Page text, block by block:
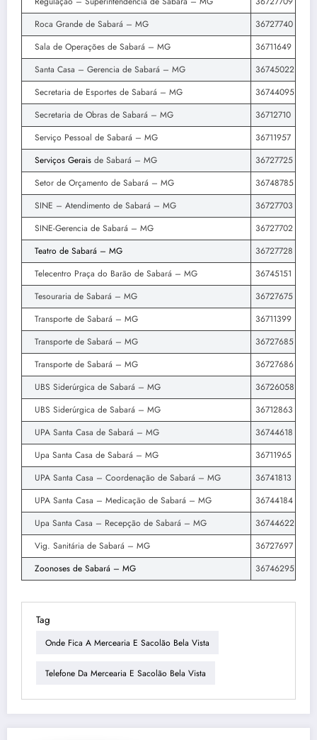
Roca Grande de Sabará – MG
36727740
Sala de Operações de Sabará – MG
36711649
Santa Casa – Gerencia de Sabará – MG
36745022
Secretaria de Esportes de Sabará – MG
36744095
Secretaria de Obras de Sabará – MG
36712710
Serviço Pessoal de Sabará – MG
36711957
Serviços Gerais de Sabará – MG
36727725
Setor de Orçamento de Sabará – MG
36748785
SINE – Atendimento de Sabará – MG
36727703
SINE-Gerencia de Sabará – MG
36727702
Teatro de Sabará – MG
36727728
Telecentro Praça do Barão de Sabará – MG
36745151
Tesouraria de Sabará – MG
36727675
Transporte de Sabará – MG
36711399
Transporte de Sabará – MG
36727685
Transporte de Sabará – MG
36727686
UBS Siderúrgica de Sabará – MG
36726058
UBS Siderúrgica de Sabará – MG
36712863
UPA Santa Casa de Sabará – MG
36744618
Upa Santa Casa de Sabará – MG
36711965
UPA Santa Casa – Coordenação de Sabará – MG
36741813
UPA Santa Casa – Medicação de Sabará – MG
36744184
Upa Santa Casa – Recepção de Sabará – MG
36744622
Vig. Sanitária de Sabará – MG
36727697
Zoonoses de Sabará – MG
36746295
Tag
Onde Fica A Mercearia E Sacolão Bela Vista
Telefone Da Mercearia E Sacolão Bela Vista